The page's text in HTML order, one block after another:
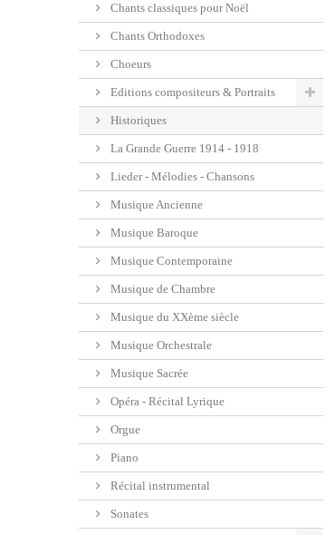
Chants classiques pour Noël
Chants Orthodoxes
Choeurs
Editions compositeurs & Portraits
Historiques
La Grande Guerre 1914 - 1918
Lieder - Mélodies - Chansons
Musique Ancienne
Musique Baroque
Musique Contemporaine
Musique de Chambre
Musique du XXème siècle
Musique Orchestrale
Musique Sacrée
Opéra - Récital Lyrique
Orgue
Piano
Récital instrumental
Sonates